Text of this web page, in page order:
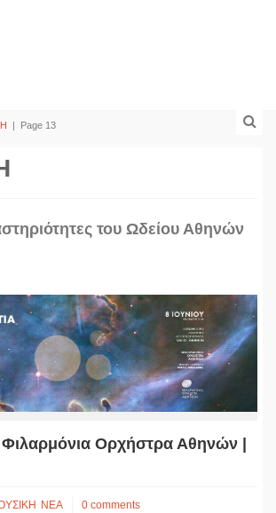
| Page 13
του Ωδείου Αθηνών
Ορχήστρα Αθηνών |
ΝΕΑ 0 comments